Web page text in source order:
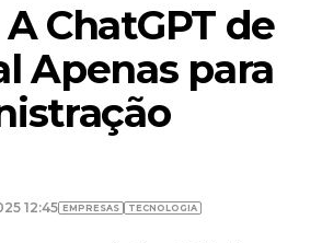
ChatGPT de
Apenas para
12:45 EMPRESAS TECNOLOGIA